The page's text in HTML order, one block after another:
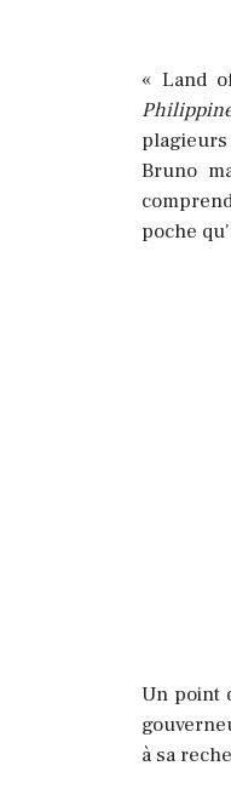
« Land
plagieurs
Bruno
poche
Un point
à sa